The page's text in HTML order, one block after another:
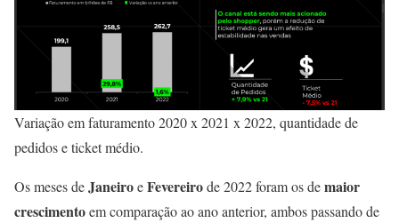
Variação em faturamento 2020 x 2021 x 2022, quantidade de
pedidos e ticket médio.
Os meses deJaneiroeFevereirode 2022 foram os demaior
crescimentoem comparação ao ano anterior, ambos passando de